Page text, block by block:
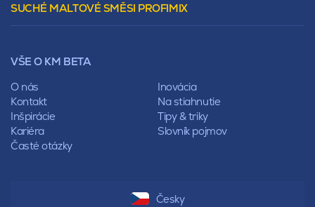
Mansardová
Pultová
Sedlová
Polovalbová
Stanová
Mansardová
Pultová
Hodonka
Preklady
Lícové murivo
Pálené zdivo Profiblok
Nosné murivo
Priečky
Vencovky
Preklady
SUCHÉ MALTOVÉ SMĚSI PROFIMIX
VŠE O KM BETA
O nás
Inovácia
Kontakt
Na stiahnutie
Inšpirácie
Tipy & triky
Kariéra
Slovník pojmov
Časté otázky
Česky